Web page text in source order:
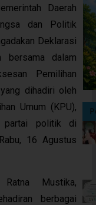
Daerah
dan Politik
Deklarasi
bersama dalam
Pemilihan
dihadiri oleh
Umum (KPU),
partai politik di
16 Agustus
Mustika,
berbagai